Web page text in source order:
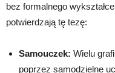
bez formalnego
potwierdzają tę tezę:
Samouczek: Wielu
poprzez samodzielne